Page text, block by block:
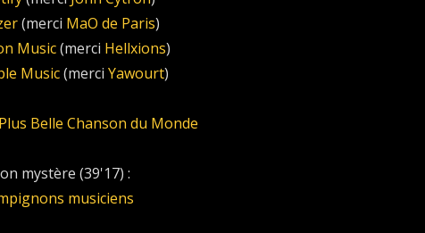
(merci MaO de Paris)
Music(merci Hellxions)
Music(merci Yawourt)
Belle Chanson du Monde
mystère (39'17) :
musiciens